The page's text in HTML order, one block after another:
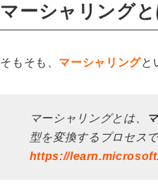
マーシャリングと
そもそも、 マーシャリングと
マーシャリングとは、
型を変換するプロセスで
https://